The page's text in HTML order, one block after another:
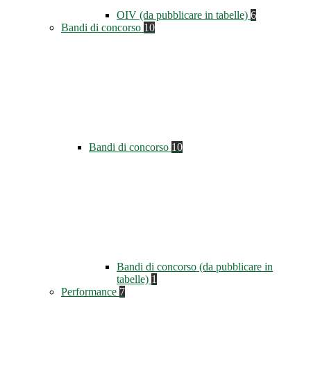
OIV (da pubblicare in tabelle) 6
Bandi di concorso 10
Bandi di concorso 10
Bandi di concorso (da pubblicare in
tabelle) 1
Performance 7